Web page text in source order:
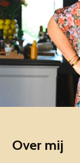
Over mij